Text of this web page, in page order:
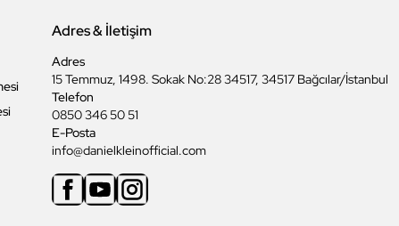
Adres & İletişim
Adres
15 Temmuz, 1498. Sokak No:28 34517, 34517 Bağcılar/İstanbul
Telefon
0850 346 50 51
E-Posta
info@danielkleinofficial.com
FacebookYoutubeInstagram